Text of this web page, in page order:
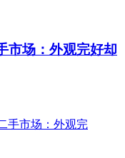
市场：外观完好却